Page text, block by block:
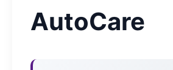
AutoCare